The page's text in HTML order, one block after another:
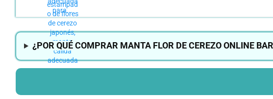
¿POR QUÉ COMPRAR MANTA FLOR DE CEREZO ONLINE